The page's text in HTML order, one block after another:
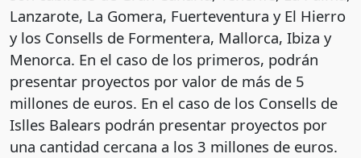
Lanzarote, La Gomera, Fuerteventura y El Hierro
y los Consells de Formentera, Mallorca, Ibiza y
Menorca. En el caso de los primeros, podrán
presentar proyectos por valor de más de 5
millones de euros. En el caso de los Consells de
Islles Balears podrán presentar proyectos por
una cantidad cercana a los 3 millones de euros.